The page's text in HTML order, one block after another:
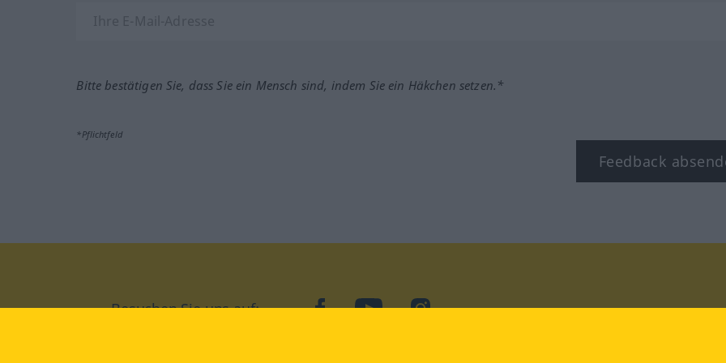
Bitte bestätigen Sie, dass Sie ein Mensch sind, indem Sie ein Häkchen setzen.*
*Pflichtfeld
Feedback
Besuchen Sie uns auf: facebookYouTubeInstagram